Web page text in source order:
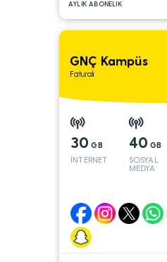
AYLIK ABONELIK
GNÇ Kampüs
Faturalı
30 GB
İNTERNET
40 GB
SOSYAL
MEDYA